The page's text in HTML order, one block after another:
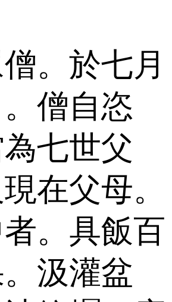
。於七月
僧自恣
七世父
在父母。
。具飯百
汲灌盆